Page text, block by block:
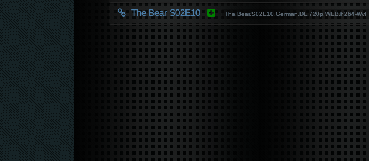
The Bear S02E10 The.Bear.S02E10.German.DL.720p.WEB.h264-WvF